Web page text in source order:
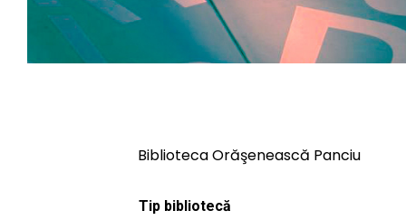
Biblioteca Orăşenească Panciu
Tip bibliotecă